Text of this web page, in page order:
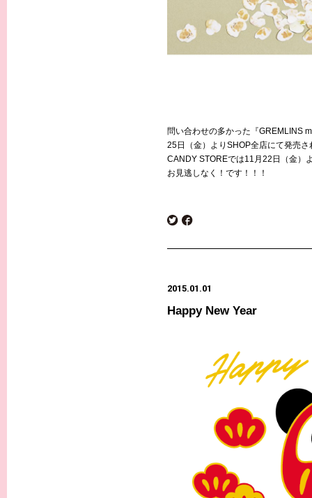
問い合わせの多かった『GREMLINS
25日（金）よりSHOP全店にて発売
CANDY STOREでは11月22日（金）
お見逃しなく！です！！！
2015.01.01
Happy New Year